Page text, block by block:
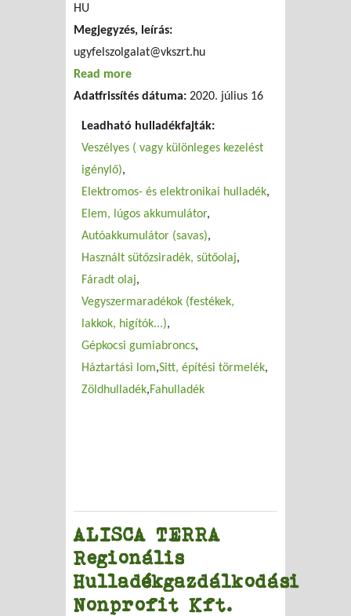
HU
Megjegyzés, leírás:
ugyfelszolgalat@vkszrt.hu
Read more
Hulladékgazdálkodási Közszolgáltató
Nonprofit Kft.
Adatfrissítés dátuma: 2020. július 16
Leadható hulladékfajták:
Veszélyes ( vagy különleges kezelést
igénylő)
Elektromos- és elektronikai hulladék
Elem, lúgos akkumulátor
Autóakkumulátor (savas)
Használt sütőzsiradék, sütőolaj
Fáradt olaj
Vegyszermaradékok (festékek,
lakkok, higítók...)
Gépkocsi gumiabroncs
Háztartási lom Sitt, építési törmelék
Zöldhulladék Fahulladék
ALISCA TERRA
Regionális
Hulladékgazdálkodási
Nonprofit Kft.